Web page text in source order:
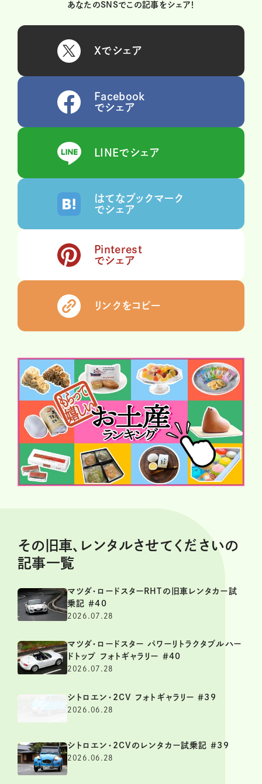
あなたのSNSでこの記事をシェア！
Xでシェア
Facebook
でシェア
LINEでシェア
はてなブックマーク
でシェア
Pinterest
でシェア
リンクをコピー
その旧車、レンタルさせてくださいの
記事一覧
マツダ・ロードスターRHTの旧車レンタカー試
乗記 ＃40
2026.07.28
マツダ・ロードスター パワーリトラクタブルハー
ドトップ フォトギャラリー ＃40
2026.07.28
シトロエン・2CV フォトギャラリー ＃39
2026.06.28
シトロエン・2CVのレンタカー試乗記 ＃39
2026.06.28